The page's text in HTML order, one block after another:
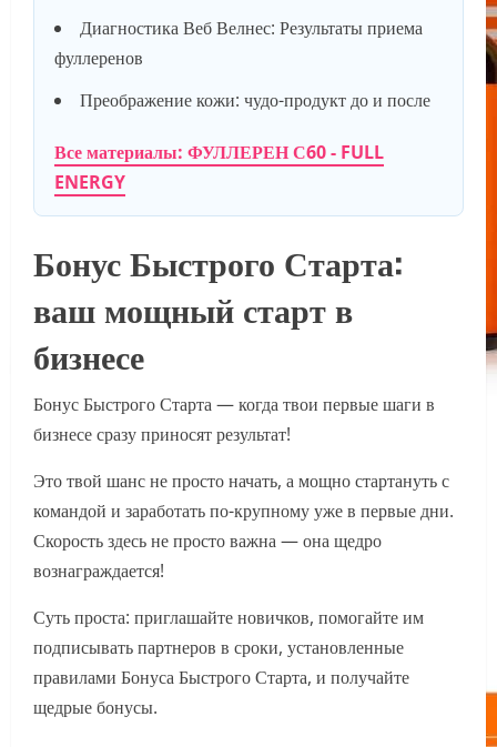
Диагностика Веб Велнес: Результаты приема
фуллеренов
Преображение кожи: чудо-продукт до и после
Все материалы: ФУЛЛЕРЕН С60 - FULL
ENERGY
Бонус Быстрого Старта:
ваш мощный старт в
бизнесе
Бонус Быстрого Старта — когда твои первые шаги в
бизнесе сразу приносят результат!
Это твой шанс не просто начать, а мощно стартануть с
командой и заработать по-крупному уже в первые дни.
Скорость здесь не просто важна — она щедро
вознаграждается!
Суть проста: приглашайте новичков, помогайте им
подписывать партнеров в сроки, установленные
правилами Бонуса Быстрого Старта, и получайте
щедрые бонусы.